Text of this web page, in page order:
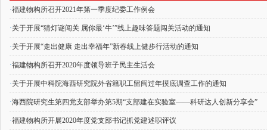
·福建物构所召开2021年第一季度纪委工作例会
·关于开展“猜灯谜闯关 属你最‘牛’”线上趣味答题闯关活动的通知
·关于开展“走出健康 走出幸福年”新春线上健步行活动的通知
·福建物构所召开2020年度领导班子民主生活会
·关于开展中科院海西研究院外省籍职工留闽过年摸底调查工作的通知
·海西院研究生第四党支部举办第5期“支部建在实验室——科研达人创新分享会”
·福建物构所开展2020年度党支部书记抓党建述职评议